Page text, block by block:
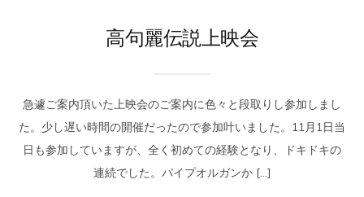
高句麗伝説上映会
急遽ご案内頂いた上映会のご案内に色々と段取りし参加しまし
た。少し遅い時間の開催だったので参加叶いました。11月1日当
日も参加していますが、全く初めての経験となり、ドキドキの
連続でした。パイプオルガンか […]